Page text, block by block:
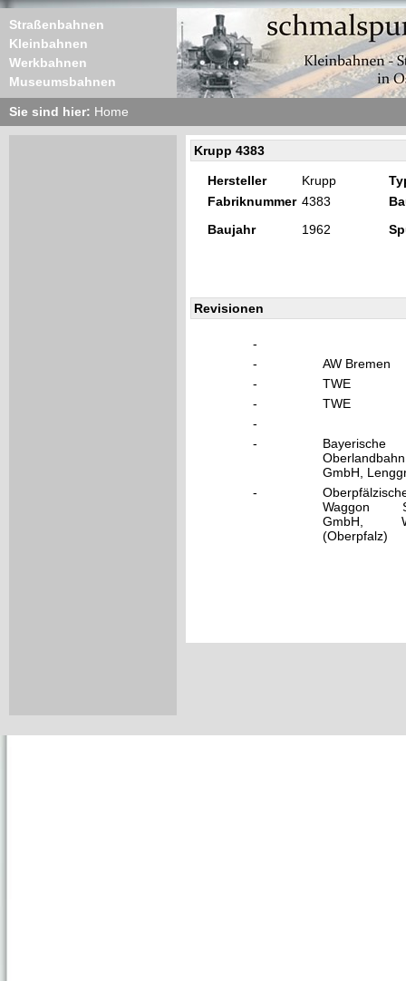
Straßenbahnen
Kleinbahnen
Werkbahnen
Museumsbahnen
Sie sind hier: Home
Krupp 4383
Hersteller Krupp
Fabriknummer 4383
Baujahr
1962
Revisionen
-
-
AW Bremen
-
TWE
-
TWE
-
-
Bayerische
Oberlandbahn
GmbH,
-
Waggon
GmbH,
(Oberpfalz)